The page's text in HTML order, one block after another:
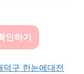
인하기
덕구 한눈에대전